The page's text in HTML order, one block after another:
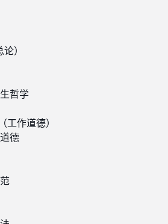
）
哲学
工作道德）
德